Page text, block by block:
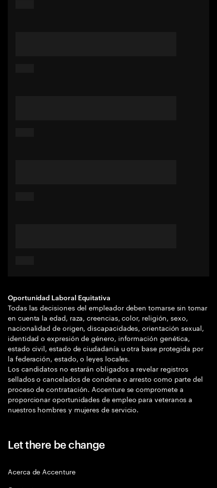
Oportunidad Laboral Equitativa
Todas las decisiones del empleador deben tomarse sin tomar
en cuenta la edad, raza, creencias, color, religión, sexo,
nacionalidad de origen, discapacidades, orientación sexual,
identidad o expresión de género, información genética,
estado civil, estado de ciudadanía u otra base protegida por
la federación, estado, o leyes locales.
Los candidatos no estarán obligados a revelar registros
sellados o cancelados de condena o arresto como parte del
proceso de contratación. Accenture se compromete a
proporcionar oportunidades de empleo para veteranos a
nuestros hombres y mujeres de servicio.
Let there be change
Acerca de Accenture